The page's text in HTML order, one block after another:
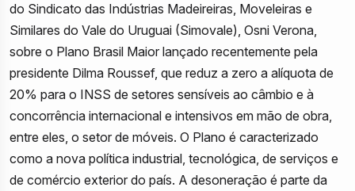
do Sindicato das Indústrias Madeireiras, Moveleiras e
Similares do Vale do Uruguai (Simovale), Osni Verona,
sobre o Plano Brasil Maior lançado recentemente pela
presidente Dilma Roussef, que reduz a zero a alíquota de
20% para o INSS de setores sensíveis ao câmbio e à
concorrência internacional e intensivos em mão de obra,
entre eles, o setor de móveis. O Plano é caracterizado
como a nova política industrial, tecnológica, de serviços e
de comércio exterior do país. A desoneração é parte da